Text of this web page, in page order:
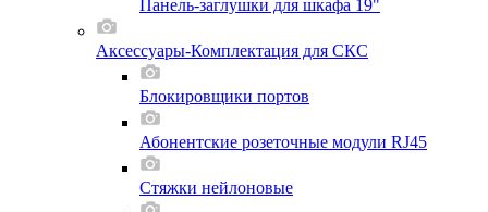
Панель-заглушки для шкафа 19"
Аксессуары-Комплектация для СКС
Блокировщики портов
Абонентские розеточные модули RJ45
Стяжки нейлоновые